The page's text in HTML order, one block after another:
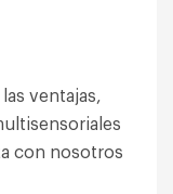
ventajas,
con nosotros